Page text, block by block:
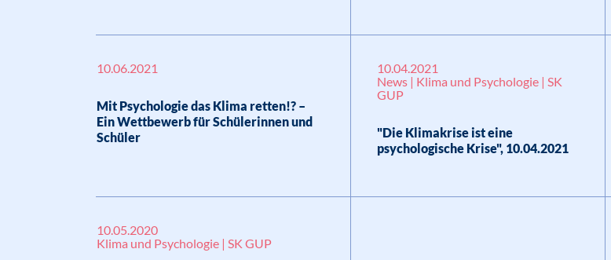
10.06.2021
Mit Psychologie das Klima retten!? –
Ein Wettbewerb für Schülerinnen und
Schüler
10.04.2021
News | Klima und Psychologie | SK
GUP
"Die Klimakrise ist eine
psychologische Krise", 10.04.2021
10.05.2020
Klima und Psychologie | SK GUP